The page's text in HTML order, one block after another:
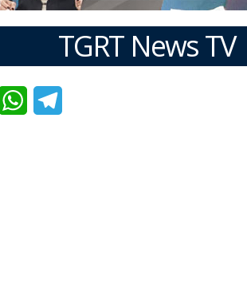
TGRT News TV
LinkedInWhatsApp